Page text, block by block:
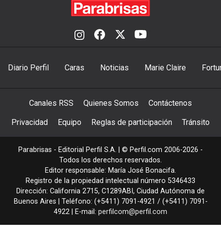
Diario Perfil Caras Noticias Marie Claire
Canales RSS Quienes Somos Contáctenos
Privacidad Equipo Reglas de participación Tránsito
Parabrisas - Editorial Perfil S.A. | © Perfil.com 2006-2026 -
Todos los derechos reservados.
Editor responsable: María José Bonacifa.
Registro de la propiedad intelectual número 5346433
Dirección: California 2715, C1289ABI , Ciudad Autónoma de
Buenos Aires | Teléfono: (+5411) 7091-4921 / (+5411) 7091-
4922 | E-mail: perfilcom@perfil.com